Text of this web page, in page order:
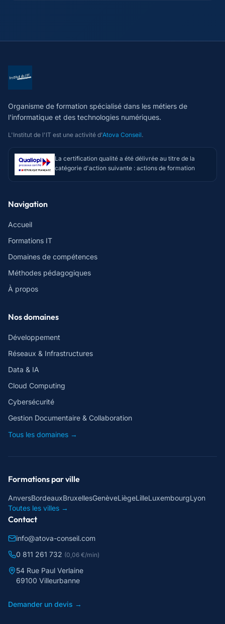
Organisme de formation spécialisé dans les métiers de
l'informatique et des technologies numériques.
L'Institut de l'IT est une activité d'Atova Conseil.
La certification qualité a été délivrée au titre de la
catégorie d'action suivante : actions de formation
Navigation
Accueil
Formations IT
Domaines de compétences
Méthodes pédagogiques
À propos
Nos domaines
Développement
Réseaux & Infrastructures
Data & IA
Cloud Computing
Cybersécurité
Gestion Documentaire & Collaboration
Tous les domaines →
Formations par ville
AnversBordeauxBruxellesGenèveLiègeLilleLuxembourgLyon
Toutes les villes →
Contact
info@atova-conseil.com
0 811 261 732 (0,06 €/min)
54 Rue Paul Verlaine
69100 Villeurbanne
Demander un devis →